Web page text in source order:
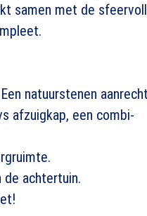
samen met de
natuurstenen
afzuigkap, een combi-
de achtertuin.